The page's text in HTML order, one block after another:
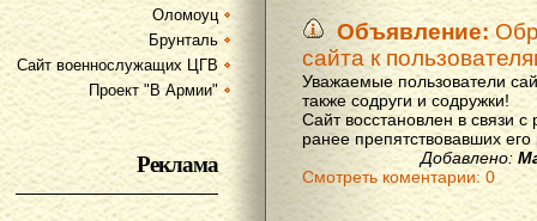
Оломоуц
Брунталь
Сайт военнослужащих ЦГВ
Проект "В Армии"
Реклама
Объявление:
сайта к
Уважаемые пользователи
также содруги и содружки!
Сайт восстановлен в связи
ранее препятствовавших
Добавлено:
Смотреть коментарии: 0